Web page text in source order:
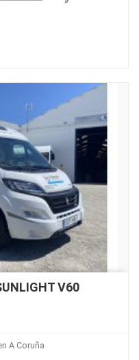
V60
A Coruña